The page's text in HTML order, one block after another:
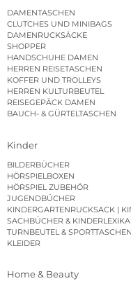
DAMENTASCHEN
CLUTCHES UND MINIBAGS
DAMENRUCKSÄCKE
SHOPPER
HANDSCHUHE DAMEN
HERREN REISETASCHEN
KOFFER UND TROLLEYS
HERREN KULTURBEUTEL
REISEGEPÄCK DAMEN
BAUCH- & GÜRTELTASCHEN
Kinder
BILDERBÜCHER
HÖRSPIELBOXEN
HÖRSPIEL ZUBEHÖR
JUGENDBÜCHER
SACHBÜCHER & KINDERLEXIKA
TURNBEUTEL & SPORTTASCHEN
KLEIDER
Home & Beauty